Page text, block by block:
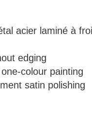
acier laminé à
edging
one-colour painting
satin polishing